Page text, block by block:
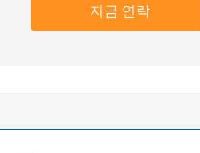
지금 연락